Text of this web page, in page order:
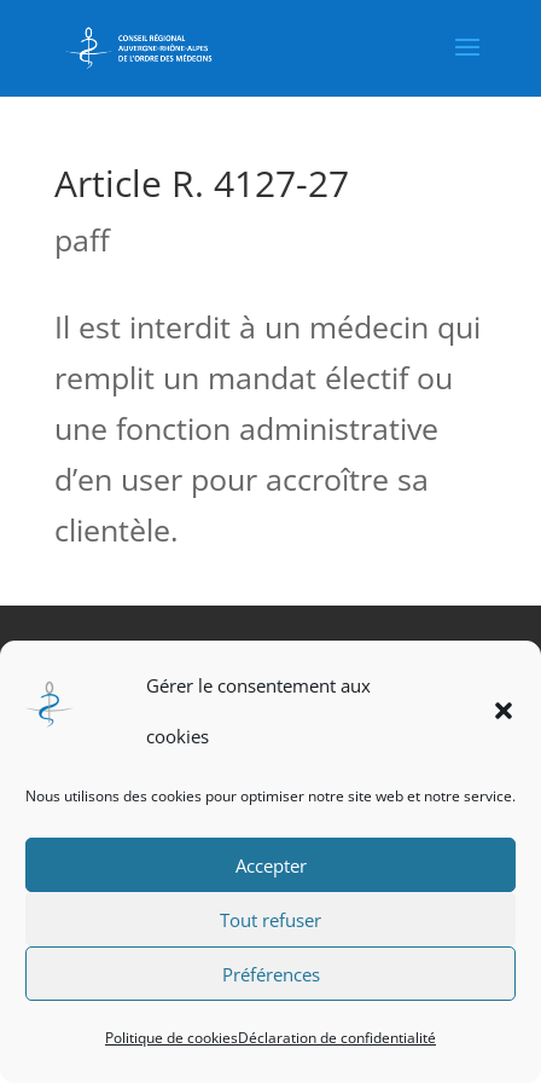
Gérer le consentement aux
cookies
Nous utilisons des cookies pour optimiser notre site web et notre service.
Accepter
Tout refuser
Préférences
Politique de cookiesDéclaration de confidentialité
Article R. 4127-27
paff
Il est interdit à un médecin qui
remplit un mandat électif ou
une fonction administrative
d’en user pour accroître sa
clientèle.
© CROM-AURA - 2024